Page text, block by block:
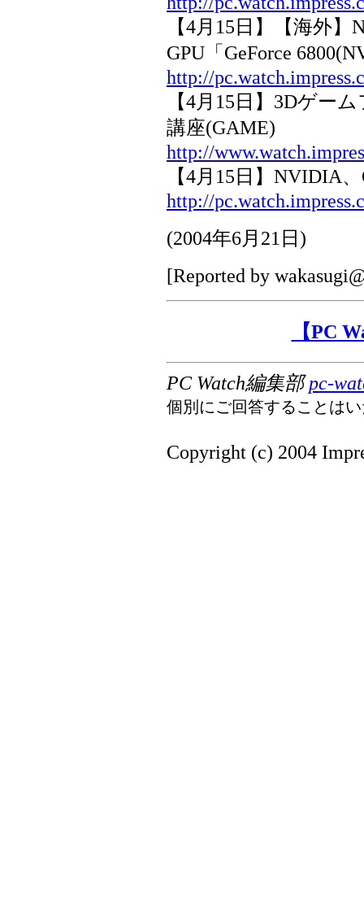
【4月15日】【海外
GPU「GeForce
http://
【4月15日】3Dゲー
講座(GAME)
http://
【4月15日】NVIDIA
http://
(2004年6月21日)
[Reported by
【PC
PC Watch編集部pc-
個別にご回答することは
Copyright (c) 2004